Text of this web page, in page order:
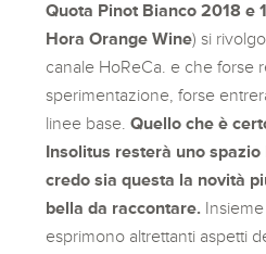
Quota Pinot Bianco 2018 e
Hora Orange Wine) si
canale HoReCa. e che forse
sperimentazione, forse
linee base.Quello che è
Insolitus resterà uno
credo sia questa la novità
bella da raccontare.
esprimono altrettanti aspetti